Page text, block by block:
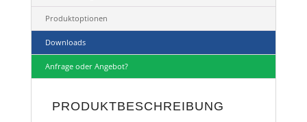
Produktoptionen
Downloads
Anfrage oder Angebot?
PRODUKTBESCHREIBUNG